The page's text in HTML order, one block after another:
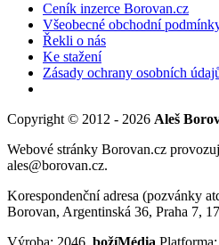
Ceník inzerce Borovan.cz
Všeobecné obchodní
Řekli o nás
Ke stažení
Zásady ochrany osobních
Copyright © 2012 - 2026 Aleš
Webové stránky Borovan.cz
ales@borovan.cz.
Korespondenční adresa (pozvánky
Borovan, Argentinská 36, Praha 7,
Výroba: 2046, božíMédia Platforma: